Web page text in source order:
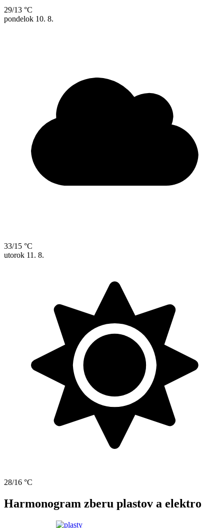
29/13 °C
pondelok 10. 8.
33/15 °C
utorok 11. 8.
28/16 °C
Harmonogram zberu plastov a elektro